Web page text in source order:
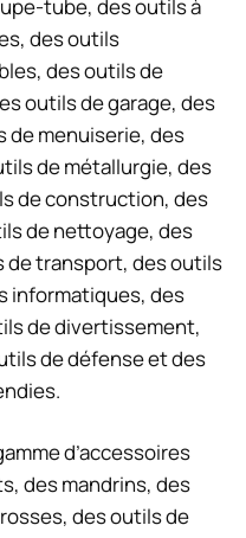
tube, des outils à
des outils
des outils de
outils de garage, des
de menuiserie, des
de métallurgie, des
de construction, des
de nettoyage, des
de transport, des outils
informatiques, des
de divertissement,
de défense et des
d’accessoires
des mandrins, des
des outils de